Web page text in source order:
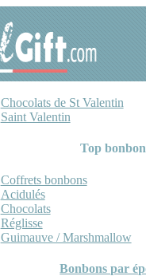
Chocolats de St Valentin
Saint Valentin
Top
Coffrets bonbons
Acidulés
Chocolats
Réglisse
Guimauve / Marshmallow
Bonbons par